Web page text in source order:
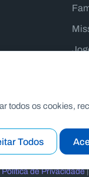
Politica de Privacidade
todos os cookies,
Todos